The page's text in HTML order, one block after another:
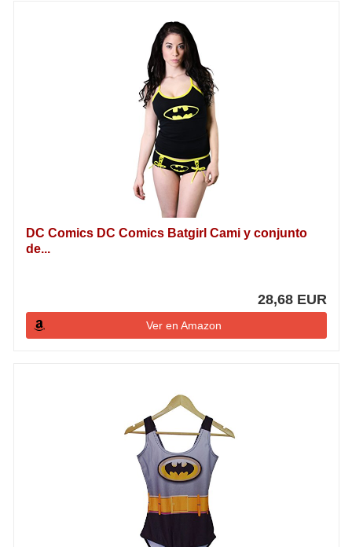
DC Comics DC Comics Batgirl Cami y conjunto
de...
28,68 EUR
Ver en Amazon